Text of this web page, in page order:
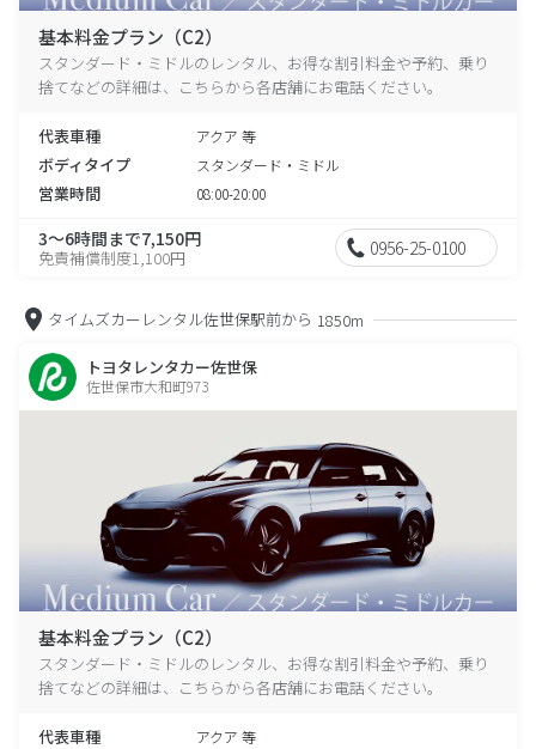
基本料金プラン（C2）
スタンダード・ミドルのレンタル、お得な割引料金や予約、乗り
捨てなどの詳細は、こちらから各店舗にお電話ください。
代表車種 アクア 等
ボディタイプ スタンダード・ミドル
営業時間 08:00-20:00
3～6時間まで7,150円
免責補償制度1,100円 0956-25-0100
タイムズカーレンタル佐世保駅前から 1850m
トヨタレンタカー佐世保
佐世保市大和町973
基本料金プラン（C2）
スタンダード・ミドルのレンタル、お得な割引料金や予約、乗り
捨てなどの詳細は、こちらから各店舗にお電話ください。
代表車種 アクア 等